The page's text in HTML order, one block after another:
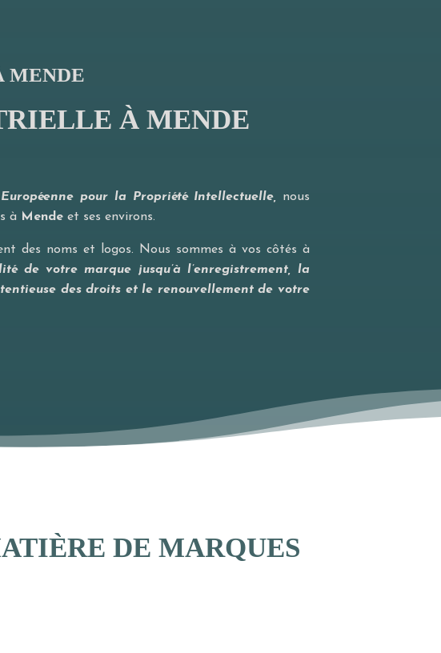
MENDE
À MENDE
pour la Propriété Intellectuelle,
nous
à Mende et ses environs.
des noms et logos. Nous sommes à vos côtés à
de votre marque jusqu’à l’enregistrement, la
des droits et le renouvellement de votre
DE MARQUES